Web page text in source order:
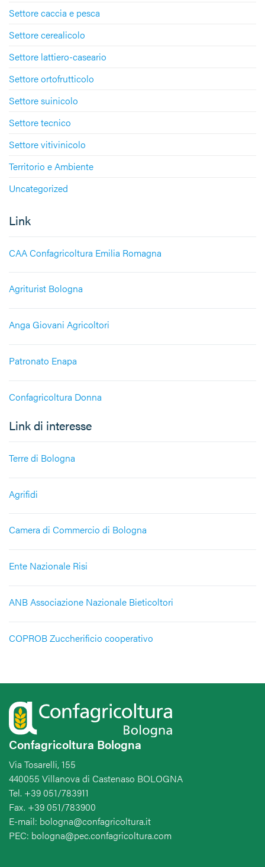
Settore caccia e pesca
Settore cerealicolo
Settore lattiero-caseario
Settore ortofrutticolo
Settore suinicolo
Settore tecnico
Settore vitivinicolo
Territorio e Ambiente
Uncategorized
Link
CAA Confagricoltura Emilia Romagna
Agriturist Bologna
Anga Giovani Agricoltori
Patronato Enapa
Confagricoltura Donna
Link di interesse
Terre di Bologna
Agrifidi
Camera di Commercio di Bologna
Ente Nazionale Risi
ANB Associazione Nazionale Bieticoltori
COPROB Zuccherificio cooperativo
Confagricoltura Bologna
Via Tosarelli, 155
440055 Villanova di Castenaso BOLOGNA
Tel. +39 051/783911
Fax. +39 051/783900
E-mail: bologna@confagricoltura.it
PEC: bologna@pec.confagricoltura.com